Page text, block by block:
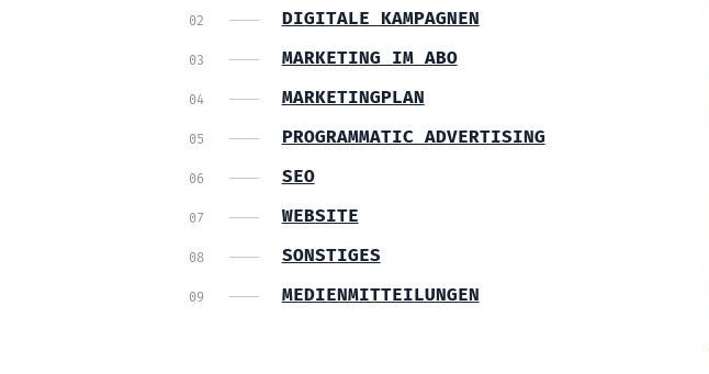
DIGITALE KAMPAGNEN
MARKETING IM ABO
MARKETINGPLAN
PROGRAMMATIC ADVERTISING
SEO
WEBSITE
SONSTIGES
MEDIENMITTEILUNGEN